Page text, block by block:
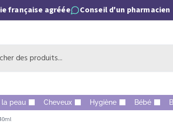
française agréée Conseil d'un pharmacien
la peau Cheveux Hygiène Bébé